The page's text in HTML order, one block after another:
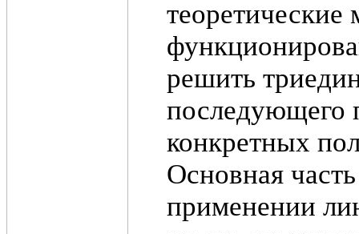
решить
последующего
конкретных
Основная
применении